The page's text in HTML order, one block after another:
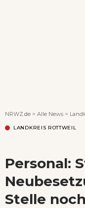
NRWZ.de > Alle News >
LANDKREIS ROTTWEIL
Personal:
Stelle